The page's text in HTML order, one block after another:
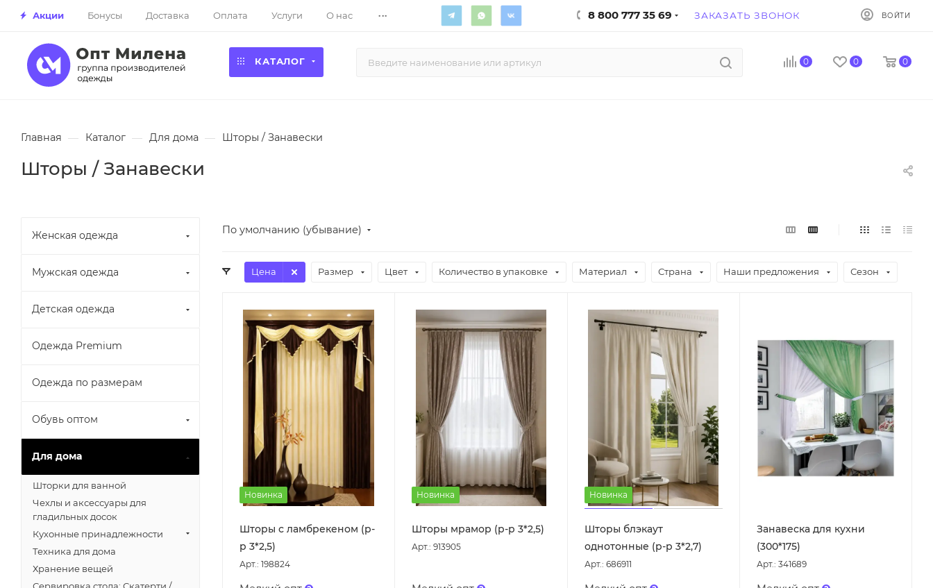
Акции Бонусы Доставка Оплата Услуги О нас ... 8 800 777 35 69 ЗАКАЗАТЬ ЗВОНОК ВОЙТИ
КАТАЛОГ 0 0 0
Главная — Каталог — Для дома — Шторы / Занавески
Шторы / Занавески
По умолчанию (убывание)
Цена Размер Цвет Количество в упаковке Материал Страна Наши предложения Сезон
Новинка
Шторы с ламбрекеном (р-
р 3*2,5)
Арт.: 198824
Новинка
Шторы мрамор (р-р 3*2,5)
Арт.: 913905
Новинка
Шторы блэкаут
однотонные (р-р 3*2,7)
Арт.: 686911
Занавеска для кухни
(300*175)
Арт.: 341689
Женская одежда
Мужская одежда
Детская одежда
Одежда Premium
Одежда по размерам
Обувь оптом
Для дома
Шторки для ванной
Чехлы и аксессуары для
гладильных досок
Кухонные принадлежности
Техника для дома
Хранение вещей